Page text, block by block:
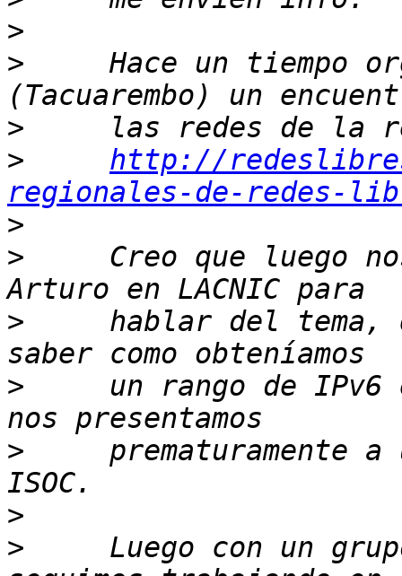
>
>
Hace un tiempo
>
>
http://
regionales-de-redes-
>
>
Creo que luego
>
hablar del tema,
>
un rango de IPv6
>
prematuramente a
>
>
Luego con un